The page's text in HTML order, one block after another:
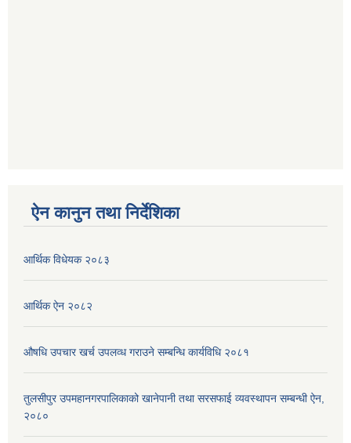
ऐन कानुन तथा निर्देशिका
आर्थिक विधेयक २०८३
आर्थिक ऐन २०८२
औषधि उपचार खर्च उपलव्ध गराउने सम्बन्धि कार्यविधि २०८१
तुलसीपुर उपमहानगरपालिकाको खानेपानी तथा सरसफाई व्यवस्थापन सम्बन्धी ऐन,
२०८०